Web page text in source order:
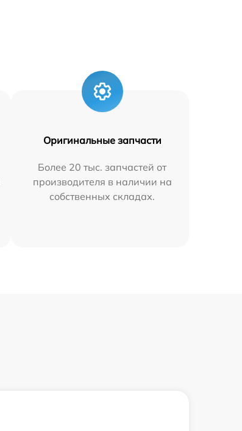
Оригинальные запчасти
Более 20 тыс. запчастей от
производителя в наличии на
собственных складах.